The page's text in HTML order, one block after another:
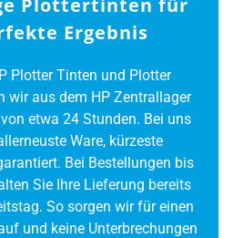
Plottertinten für
Ergebnis
Plotter Tinten und Plotter
wir aus dem HP Zentrallager
etwa 24 Stunden. Bei uns
Ware, kürzeste
Bei Bestellungen bis
Sie Ihre Lieferung bereits
So sorgen wir für einen
und keine Unterbrechungen